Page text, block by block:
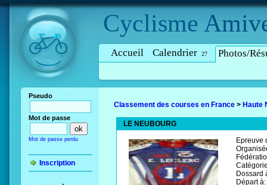
Cyclisme
Accueil Calendrier 27 Photos/
Pseudo
Mot de passe
Mot de passe perdu
Inscription
Classement des courses en France > Haute
LE NEUBOURG
Epreuve
Dossard
Départ à: